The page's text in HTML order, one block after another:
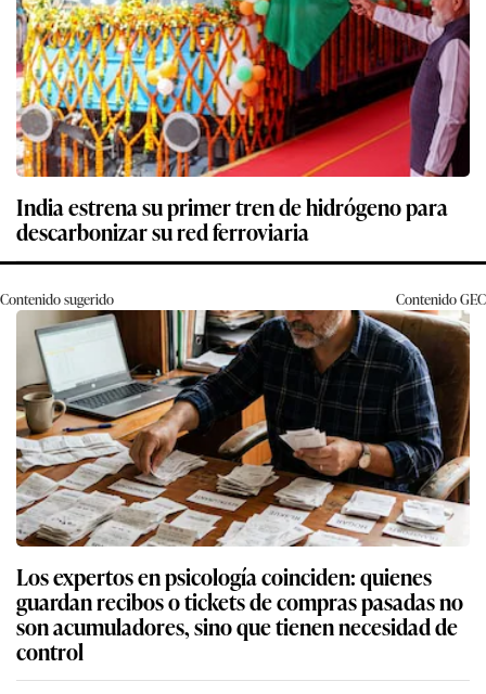
India estrena su primer tren de hidrógeno para
descarbonizar su red ferroviaria
Contenido sugerido ContenidoGEC
Los expertos en psicología coinciden: quienes
guardan recibos o tickets de compras pasadas no
son acumuladores, sino que tienen necesidad de
control